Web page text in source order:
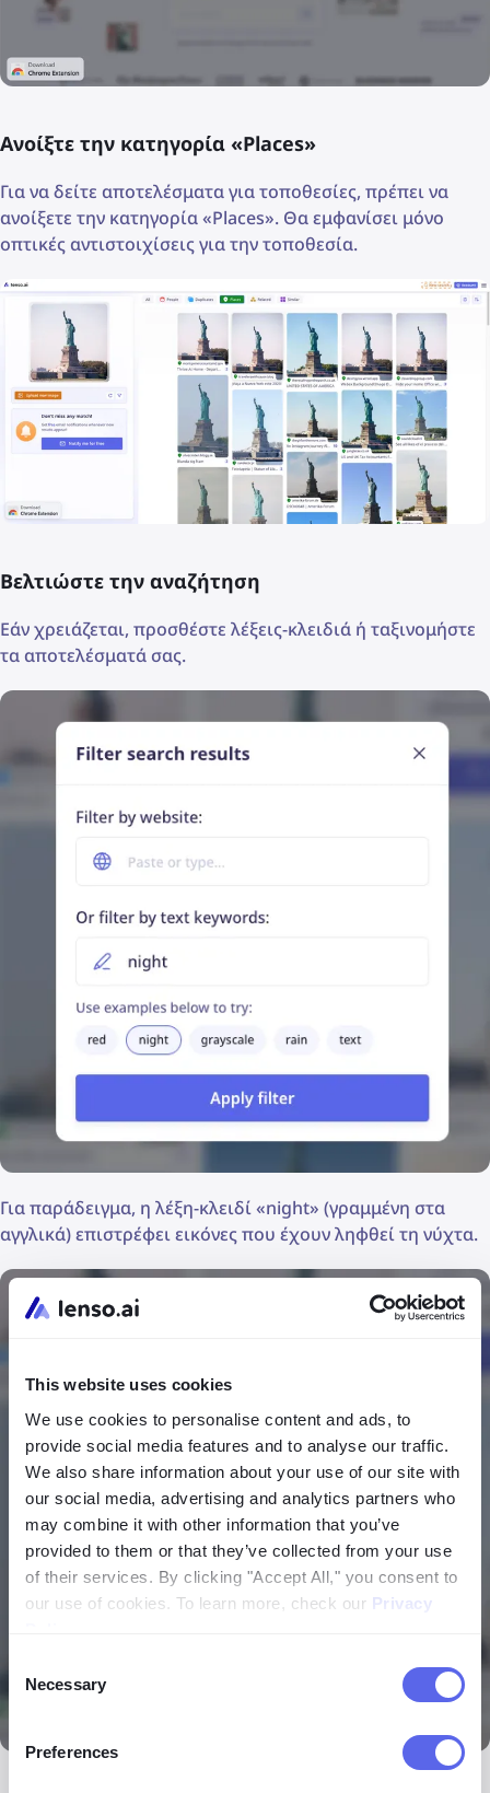
This website uses cookies
We use cookies to personalise content and ads, to
provide social media features and to analyse our traffic.
We also share information about your use of our site with
our social media, advertising and analytics partners who
may combine it with other information that you’ve
provided to them or that they’ve collected from your use
of their services. By clicking "Accept All," you consent to
our use of cookies. To learn more, check our Privacy
Selection
Necessary
Preferences
Ανοίξτε την κατηγορία «Places»
Για να δείτε αποτελέσματα για τοποθεσίες, πρέπει να
ανοίξετε την κατηγορία «Places». Θα εμφανίσει μόνο
οπτικές αντιστοιχίσεις για την τοποθεσία.
Βελτιώστε την αναζήτηση
Εάν χρειάζεται, προσθέστε λέξεις-κλειδιά ή ταξινομήστε
τα αποτελέσματά σας.
Για παράδειγμα, η λέξη-κλειδί «night» (γραμμένη στα
αγγλικά) επιστρέφει εικόνες που έχουν ληφθεί τη νύχτα.